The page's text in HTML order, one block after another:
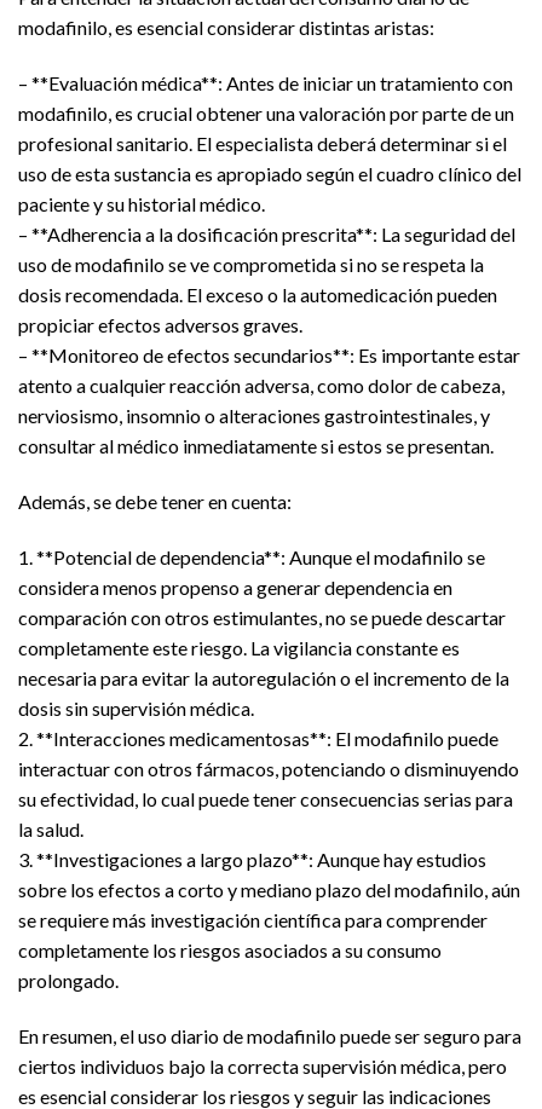
modafinilo, es esencial considerar distintas aristas:
– **Evaluación médica**: Antes de iniciar un tratamiento con
modafinilo, es crucial obtener una valoración por parte de un
profesional sanitario. El especialista deberá determinar si el
uso de esta sustancia es apropiado según el cuadro clínico del
paciente y su historial médico.
– **Adherencia a la dosificación prescrita**: La seguridad del
uso de modafinilo se ve comprometida si no se respeta la
dosis recomendada. El exceso o la automedicación pueden
propiciar efectos adversos graves.
– **Monitoreo de efectos secundarios**: Es importante estar
atento a cualquier reacción adversa, como dolor de cabeza,
nerviosismo, insomnio o alteraciones gastrointestinales, y
consultar al médico inmediatamente si estos se presentan.
Además, se debe tener en cuenta:
1. **Potencial de dependencia**: Aunque el modafinilo se
considera menos propenso a generar dependencia en
comparación con otros estimulantes, no se puede descartar
completamente este riesgo. La vigilancia constante es
necesaria para evitar la autoregulación o el incremento de la
dosis sin supervisión médica.
2. **Interacciones medicamentosas**: El modafinilo puede
interactuar con otros fármacos, potenciando o disminuyendo
su efectividad, lo cual puede tener consecuencias serias para
la salud.
3. **Investigaciones a largo plazo**: Aunque hay estudios
sobre los efectos a corto y mediano plazo del modafinilo, aún
se requiere más investigación científica para comprender
completamente los riesgos asociados a su consumo
prolongado.
En resumen, el uso diario de modafinilo puede ser seguro para
ciertos individuos bajo la correcta supervisión médica, pero
es esencial considerar los riesgos y seguir las indicaciones